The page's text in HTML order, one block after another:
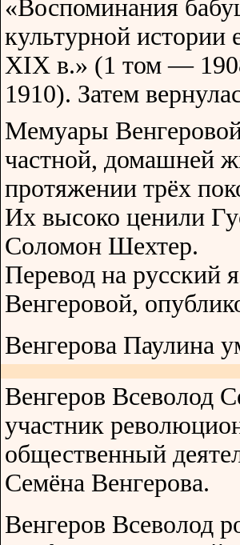
«Воспоминания
культурной истории
XIX в.» (1 том —
1910). Затем
Мемуары
частной, домашней
протяжении трёх
Их высоко ценили
Соломон Шехтер.
Перевод на
Венгеровой,
Венгерова Паулина
Венгеров Всеволод
участник
общественный
Семёна Венгерова.
Венгеров Всеволод